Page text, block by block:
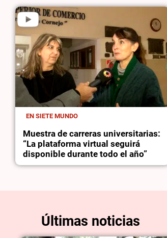
EN SIETE MUNDO
Muestra de carreras universitarias:
“La plataforma virtual seguirá
disponible durante todo el año”
Últimas noticias